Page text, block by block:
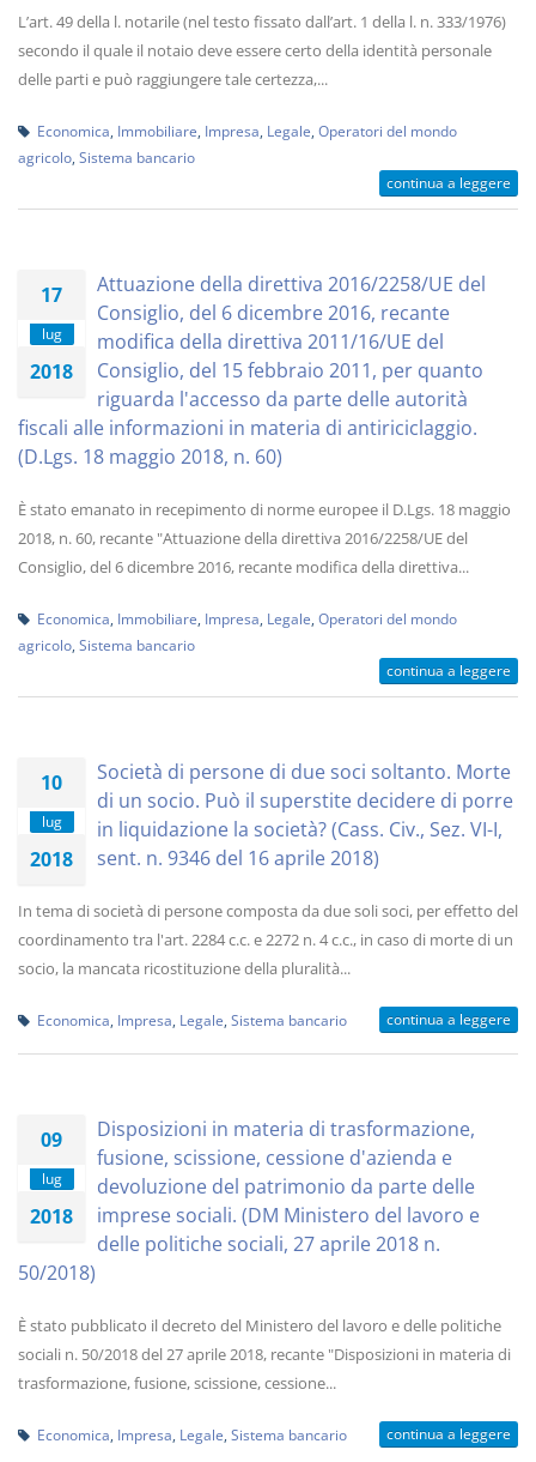
L’art. 49 della l. notarile (nel testo fissato dall’art. 1 della l. n. 333/1976)
secondo il quale il notaio deve essere certo della identità personale
delle parti e può raggiungere tale certezza,...
Economica Immobiliare Impresa Legale Operatori del mondo
agricolo Sistema bancario
continua a leggere
17
lug
2018
Attuazione della direttiva 2016/2258/UE del
Consiglio, del 6 dicembre 2016, recante
modifica della direttiva 2011/16/UE del
Consiglio, del 15 febbraio 2011, per quanto
riguarda l'accesso da parte delle autorità
fiscali alle informazioni in materia di antiriciclaggio.
(D.Lgs. 18 maggio 2018, n. 60)
È stato emanato in recepimento di norme europee il D.Lgs. 18 maggio
2018, n. 60, recante "Attuazione della direttiva 2016/2258/UE del
Consiglio, del 6 dicembre 2016, recante modifica della direttiva...
Economica Immobiliare Impresa Legale Operatori del mondo
agricolo Sistema bancario
continua a leggere
10
lug
2018
Società di persone di due soci soltanto. Morte
di un socio. Può il superstite decidere di porre
in liquidazione la società? (Cass. Civ., Sez. VI-I,
sent. n. 9346 del 16 aprile 2018)
In tema di società di persone composta da due soli soci, per effetto del
coordinamento tra l'art. 2284 c.c. e 2272 n. 4 c.c., in caso di morte di un
socio, la mancata ricostituzione della pluralità...
Economica Impresa Legale Sistema bancario continua a leggere
09
lug
2018
Disposizioni in materia di trasformazione,
fusione, scissione, cessione d'azienda e
devoluzione del patrimonio da parte delle
imprese sociali. (DM Ministero del lavoro e
delle politiche sociali, 27 aprile 2018 n.
50/2018)
È stato pubblicato il decreto del Ministero del lavoro e delle politiche
sociali n. 50/2018 del 27 aprile 2018, recante "Disposizioni in materia di
trasformazione, fusione, scissione, cessione...
Economica Impresa Legale Sistema bancario continua a leggere